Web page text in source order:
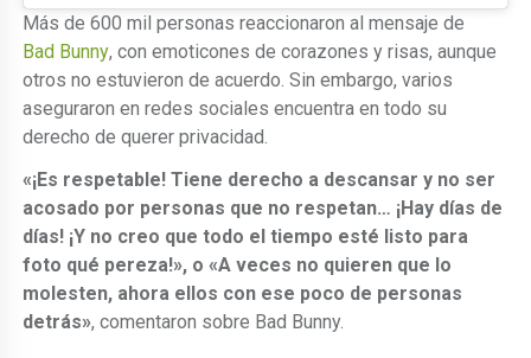
Más de 600 mil personas reaccionaron al mensaje de
Bad Bunny, con emoticones de corazones y risas, aunque
otros no estuvieron de acuerdo. Sin embargo, varios
aseguraron en redes sociales encuentra en todo su
derecho de querer privacidad.
«¡Es respetable! Tiene derecho a descansar y no ser
acosado por personas que no respetan… ¡Hay días de
días! ¡Y no creo que todo el tiempo esté listo para
foto qué pereza!», o «A veces no quieren que lo
molesten, ahora ellos con ese poco de personas
detrás», comentaron sobre Bad Bunny.